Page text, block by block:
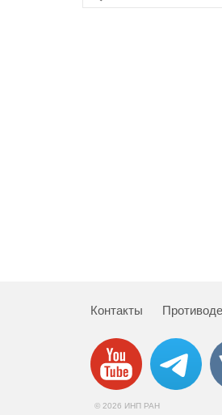
Контакты
© 2026 ИНП РАН